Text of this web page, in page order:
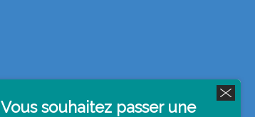
Vous souhaitez passer une